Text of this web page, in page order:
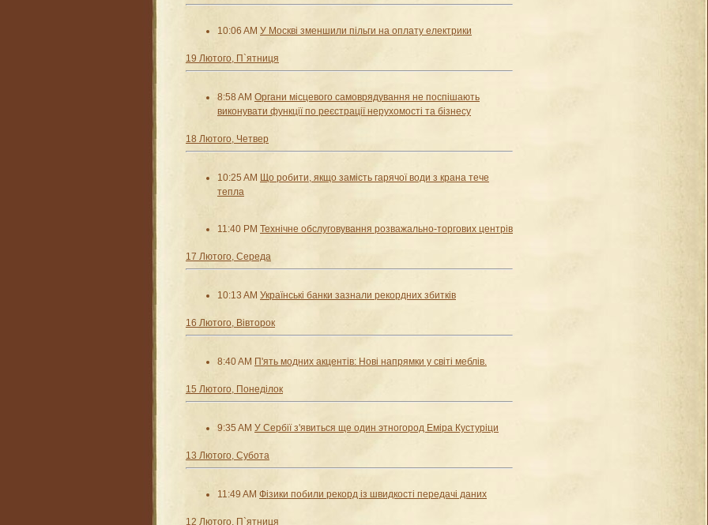
10:06 AM У Москві зменшили пільги на оплату електрики
19 Лютого, П`ятниця
8:58 AM Органи місцевого самоврядування не поспішають
виконувати функції по реєстрації нерухомості та бізнесу
18 Лютого, Четвер
10:25 AM Що робити, якщо замість гарячої води з крана тече
тепла
11:40 PM Технічне обслуговування розважально-торгових центрів
17 Лютого, Середа
10:13 AM Українські банки зазнали рекордних збитків
16 Лютого, Вівторок
8:40 AM П'ять модних акцентів: Нові напрямки у світі меблів.
15 Лютого, Понеділок
9:35 AM У Сербії з'явиться ще один этногород Еміра Кустуріци
13 Лютого, Субота
11:49 AM Фізики побили рекорд із швидкості передачі даних
12 Лютого, П`ятниця